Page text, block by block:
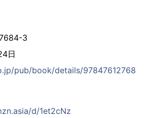
3
日
pub/book/details/97847612768
d/1et2cNz